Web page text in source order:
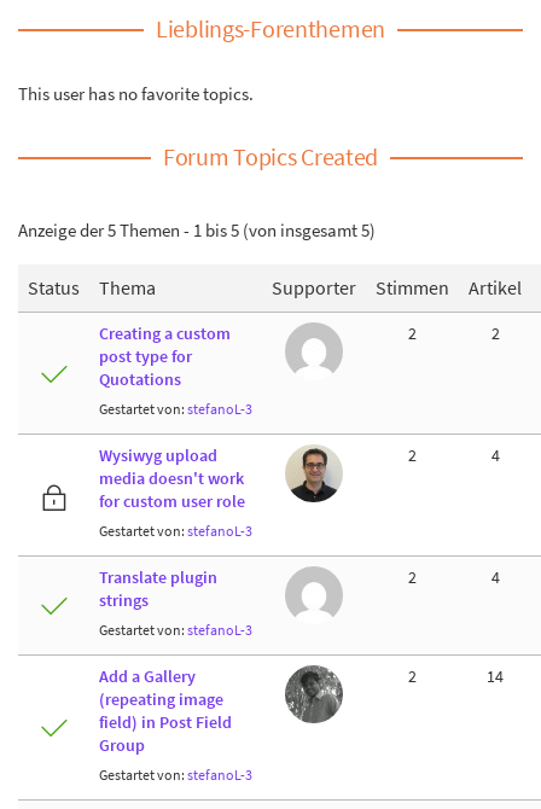
Lieblings-Forenthemen
This user has no favorite topics.
Forum Topics Created
Anzeige der 5 Themen - 1 bis 5 (von insgesamt 5)
Status Thema Supporter Stimmen Artikel
Creating a custom
post type for
Quotations
Gestartet von: stefanoL-3
2 2
Wysiwyg upload
media doesn't work
for custom user role
Gestartet von: stefanoL-3
2 4
Translate plugin
strings
Gestartet von: stefanoL-3
2 4
Add a Gallery
(repeating image
field) in Post Field
Group
Gestartet von: stefanoL-3
2 14